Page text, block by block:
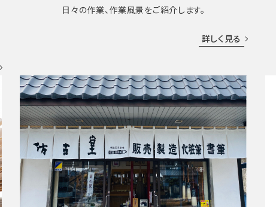
日々の作業、作業風景をご紹介します。
詳しく見る